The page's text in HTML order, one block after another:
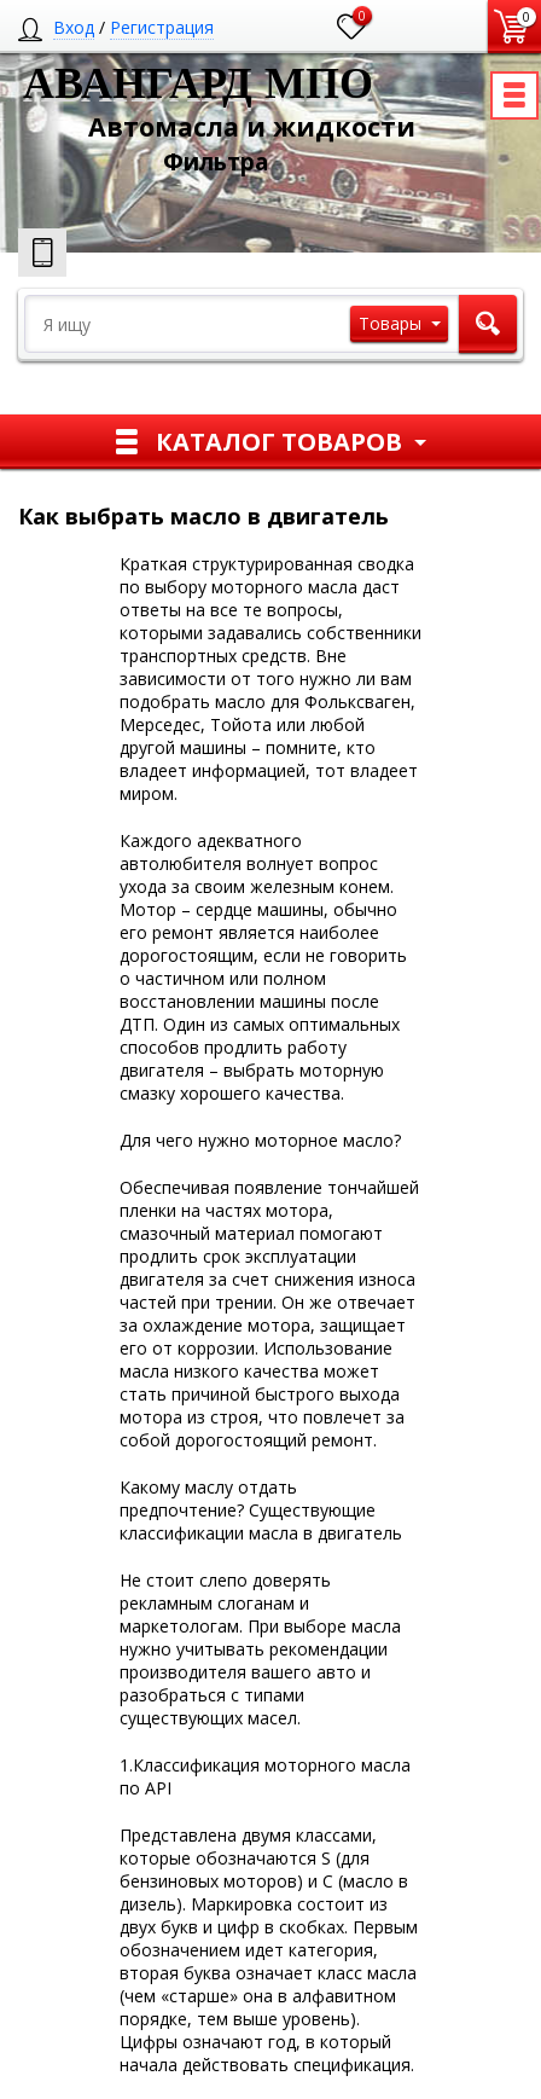
Вход / Регистрация 0 0
АВАНГАРД МПО
Автомасла и жидкости
Фильтра
Товары
КАТАЛОГ ТОВАРОВ
Как выбрать масло в двигатель
Краткая структурированная сводка
по выбору моторного масла даст
ответы на все те вопросы,
которыми задавались собственники
транспортных средств. Вне
зависимости от того нужно ли вам
подобрать масло для Фольксваген,
Мерседес, Тойота или любой
другой машины – помните, кто
владеет информацией, тот владеет
миром.
Каждого адекватного
автолюбителя волнует вопрос
ухода за своим железным конем.
Мотор – сердце машины, обычно
его ремонт является наиболее
дорогостоящим, если не говорить
о частичном или полном
восстановлении машины после
ДТП. Один из самых оптимальных
способов продлить работу
двигателя – выбрать моторную
смазку хорошего качества.
Для чего нужно моторное масло?
Обеспечивая появление тончайшей
пленки на частях мотора,
смазочный материал помогают
продлить срок эксплуатации
двигателя за счет снижения износа
частей при трении. Он же отвечает
за охлаждение мотора, защищает
его от коррозии. Использование
масла низкого качества может
стать причиной быстрого выхода
мотора из строя, что повлечет за
собой дорогостоящий ремонт.
Какому маслу отдать
предпочтение? Существующие
классификации масла в двигатель
Не стоит слепо доверять
рекламным слоганам и
маркетологам. При выборе масла
нужно учитывать рекомендации
производителя вашего авто и
разобраться с типами
существующих масел.
1.Классификация моторного масла
по API
Представлена двумя классами,
которые обозначаются S (для
бензиновых моторов) и С (масло в
дизель). Маркировка состоит из
двух букв и цифр в скобках. Первым
обозначением идет категория,
вторая буква означает класс масла
(чем «старше» она в алфавитном
порядке, тем выше уровень).
Цифры означают год, в который
начала действовать спецификация.